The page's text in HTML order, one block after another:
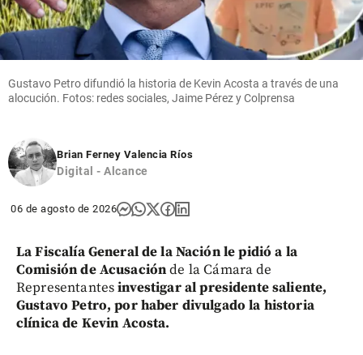
Gustavo Petro difundió la historia de Kevin Acosta a través de una
alocución. Fotos: redes sociales, Jaime Pérez y Colprensa
Brian Ferney Valencia Ríos
Digital - Alcance
06 de agosto de 2026
La Fiscalía General de la Nación le pidió a la
Comisión de Acusaciónde la Cámara de
Representantesinvestigar al presidente saliente,
Gustavo Petro, por haber divulgado la historia
clínica de Kevin Acosta.